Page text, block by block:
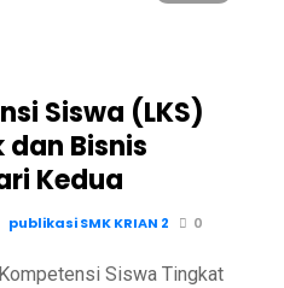
Siswa (LKS)
dan Bisnis
Kedua
publikasi SMK KRIAN 2 0
Siswa Tingkat